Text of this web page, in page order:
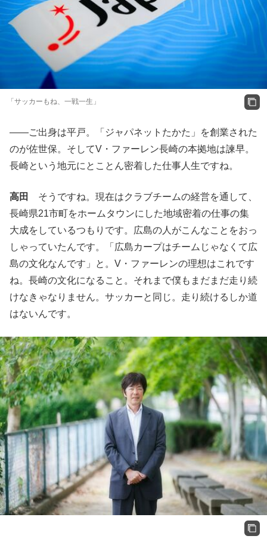
「サッカーもね、一戦一生」
――ご出身は平戸。「ジャパネットたかた」を創業された
のが佐世保。そしてV・ファーレン長崎の本拠地は諫早。
長崎という地元にとことん密着した仕事人生ですね。
高田
そうですね。現在はクラブチームの経営を通して、
長崎県21市町をホームタウンにした地域密着の仕事の集
大成をしているつもりです。広島の人がこんなことをおっ
しゃっていたんです。「広島カープはチームじゃなくて広
島の文化なんです」と。V・ファーレンの理想はこれです
ね。長崎の文化になること。それまで僕もまだまだ走り続
けなきゃなりません。サッカーと同じ。走り続けるしか道
はないんです。